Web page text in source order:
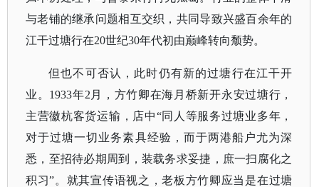
与老铺的继承问题相互交织，共同导致兴盛百余年的
江干过塘行在20世纪30年代初由巅峰转向颓势。
但也不可否认，此时仍有新的过塘行在江干开
业。 1933年2月，方竹卿在海月桥新开永安过塘行，
主营徽杭客货运输，店中“同人等服务过塘业多年，
对于过塘一切业务素具经验，而于两港船户尤为深
悉，至招待必期周到，装载务求妥捷，庶一扫腐化之
积习”。就其宣传语视之，老板方竹卿应当是在过塘